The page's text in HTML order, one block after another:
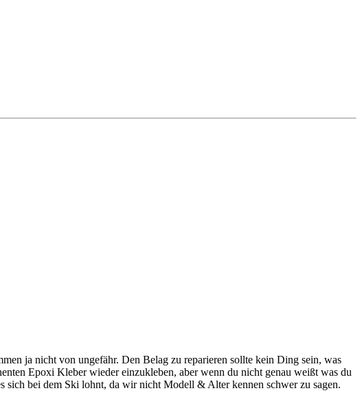
ja nicht von ungefähr. Den Belag zu reparieren sollte kein Ding sein, was
Epoxi Kleber wieder einzukleben, aber wenn du nicht genau weißt was du
sich bei dem Ski lohnt, da wir nicht Modell & Alter kennen schwer zu sagen.